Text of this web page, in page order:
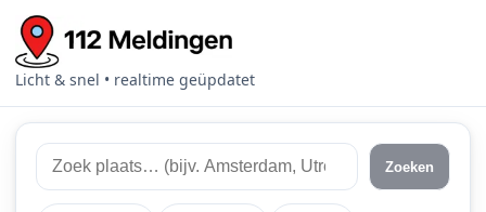
Licht & snel • realtime geüpdatet
Zoek
112
Zoek
plaats
of
Zoeken